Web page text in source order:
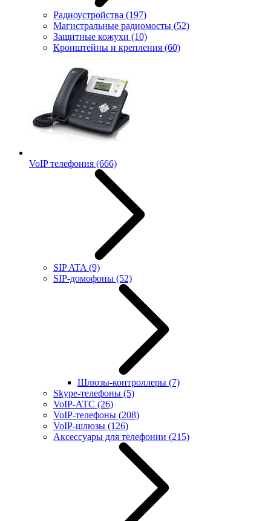
Радиоустройства (197)
Магистральные радиомосты (52)
Защитные кожухи (10)
Кронштейны и крепления (60)
VoIP телефония (666)
SIP ATA (9)
SIP-домофоны (52)
Шлюзы-контроллеры (7)
Skype-телефоны (5)
VoIP-АТС (26)
VoIP-телефоны (208)
VoIP-шлюзы (126)
Аксессуары для телефонии (215)